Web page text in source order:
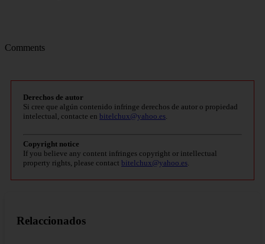
Comments
Derechos de autor
Si cree que algún contenido infringe derechos de autor o propiedad
intelectual, contacte en bitelchux@yahoo.es
Copyright notice
If you believe any content infringes copyright or intellectual
property rights, please contact bitelchux@yahoo.es
Relaccionados